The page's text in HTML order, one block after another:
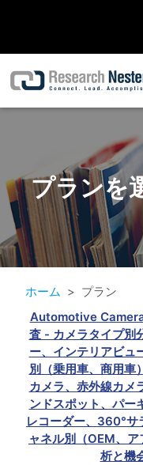
プランを
ホーム
プラン
Automotive
査 - カメラタイプ別
ー、インテリアビュ
別（乗用車、商用車
カメラ、赤外線カメ
ンドスポット、パー
レコーダー、360°サ
ャネル別（OEM、
析と機